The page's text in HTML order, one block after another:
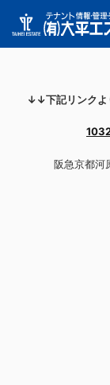
↓↓下記リンクよ
阪急京都河